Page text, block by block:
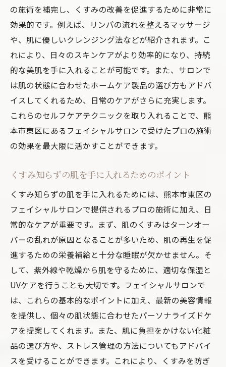
の施術を補完し、くすみの改善を促進するために非常に
効果的です。例えば、リンパの流れを整えるマッサージ
や、肌に優しいクレンジング法などが紹介されます。こ
れにより、日々のスキンケアがより効率的になり、持続
的な美肌を手に入れることが可能です。また、サロンで
は肌の状態に合わせたホームケア製品の選び方もアドバ
イスしてくれるため、日常のケアがさらに充実します。
これらのセルフケアテクニックを取り入れることで、熊
本市東区にあるフェイシャルサロンで受けたプロの施術
の効果を最大限に活かすことができます。
くすみ知らずの肌を手に入れるためのポイント
くすみ知らずの肌を手に入れるためには、熊本市東区の
フェイシャルサロンで提供されるプロの施術に加え、日
常的なケアが重要です。まず、肌のくすみはターンオー
バーの乱れが原因となることが多いため、肌の再生を促
進するための栄養補給と十分な睡眠が欠かせません。そ
して、紫外線や乾燥から肌を守るために、適切な保湿と
UVケアを行うことも大切です。フェイシャルサロンで
は、これらの基本的なポイントに加え、最新の美容情報
を提供し、個々の肌状態に合わせたパーソナライズドケ
アを提案してくれます。また、肌に負担をかけない化粧
品の選び方や、ストレス管理の方法についてもアドバイ
スを受けることができます。これにより、くすみを防ぎ